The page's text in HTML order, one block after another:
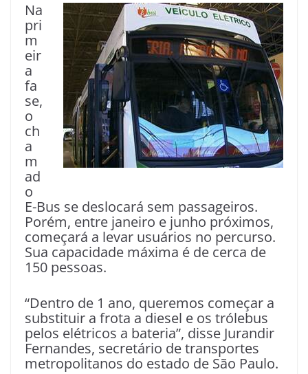
Na
pri
m
eir
a
fa
se,
o
ch
a
m
ad
o
E-Bus se deslocará sem passageiros.
Porém, entre janeiro e junho próximos,
começará a levar usuários no percurso.
Sua capacidade máxima é de cerca de
150 pessoas.
“Dentro de 1 ano, queremos começar a
substituir a frota a diesel e os trólebus
pelos elétricos a bateria”, disse Jurandir
Fernandes, secretário de transportes
metropolitanos do estado de São Paulo.